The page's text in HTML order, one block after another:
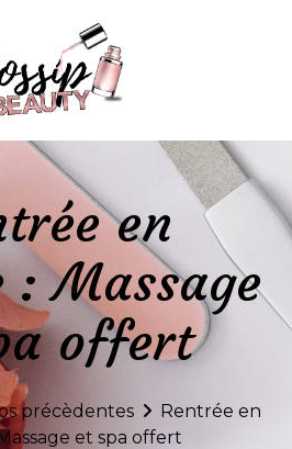
en
: Massage
offert
précèdentes
Rentrée en
et spa offert